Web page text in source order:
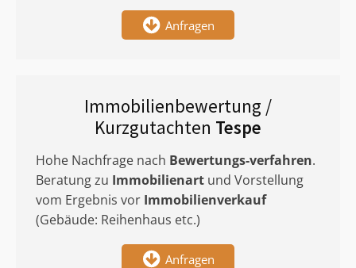
Anfragen
Immobilienbewertung /
Kurzgutachten Tespe
Hohe Nachfrage nach Bewertungs-verfahren.
Beratung zu Immobilienart und Vorstellung
vom Ergebnis vor Immobilienverkauf
(Gebäude: Reihenhaus etc.)
Anfragen